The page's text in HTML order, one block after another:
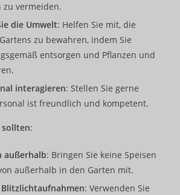
zu vermeiden.
die Umwelt: Helfen Sie mit, die
zu bewahren, indem Sie
entsorgen und Pflanzen und
interagieren: Stellen Sie gerne
ist freundlich und kompetent.
sollten:
außerhalb: Bringen Sie keine Speisen
außerhalb in den Garten mit.
: Verwenden Sie